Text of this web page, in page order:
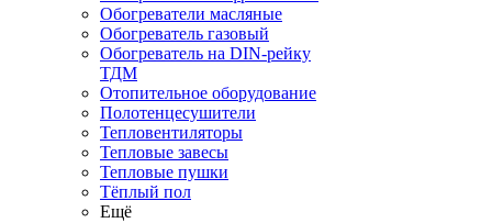
Обогреватели масляные
Обогреватель газовый
Обогреватель на DIN-рейку
ТДМ
Отопительное оборудование
Полотенцесушители
Тепловентиляторы
Тепловые завесы
Тепловые пушки
Тёплый пол
Ещё